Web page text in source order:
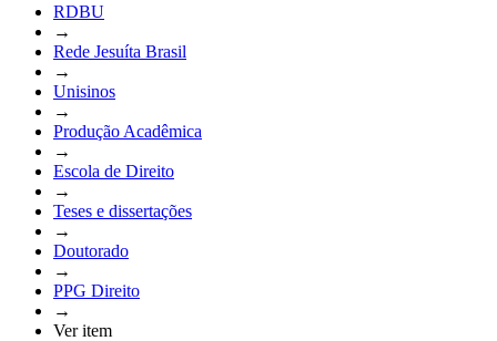
RDBU
→
Rede Jesuíta Brasil
→
Unisinos
→
Produção Acadêmica
→
Escola de Direito
→
Teses e dissertações
→
Doutorado
→
PPG Direito
→
Ver item